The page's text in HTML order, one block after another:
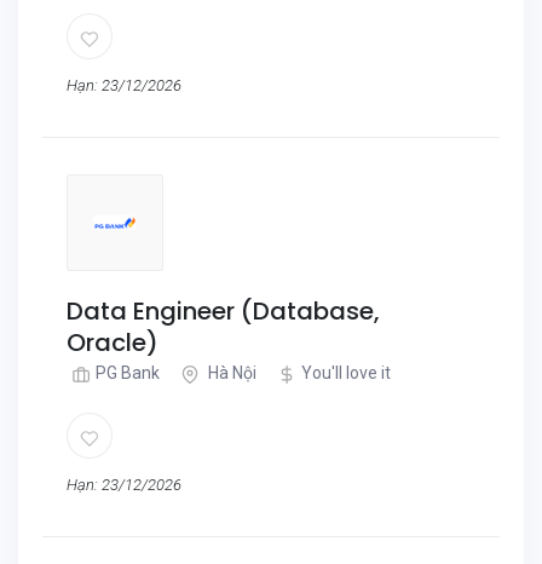
Hạn: 23/12/2026
Data Engineer (Database,
Oracle)
PG Bank Hà Nội You'll love it
Hạn: 23/12/2026